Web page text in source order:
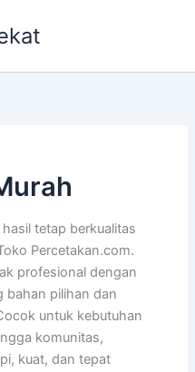
tetap berkualitas
Percetakan.com.
profesional dengan
bahan pilihan dan
untuk kebutuhan
komunitas,
kuat, dan tepat